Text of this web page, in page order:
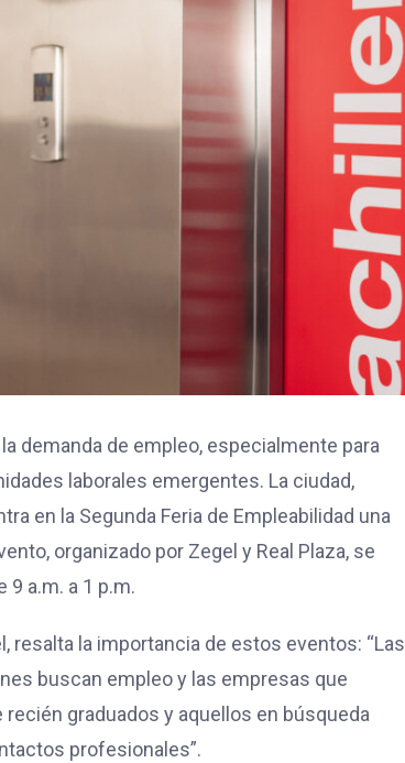
demanda de empleo, especialmente para
laborales emergentes. La ciudad,
en la Segunda Feria de Empleabilidad una
organizado por Zegel y Real Plaza, se
9 a.m. a 1 p.m.
resalta la importancia de estos eventos: “Las
buscan empleo y las empresas que
graduados y aquellos en búsqueda
profesionales”.